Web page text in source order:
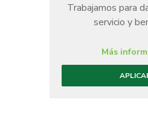
Trabajamos para
servicio y
Más